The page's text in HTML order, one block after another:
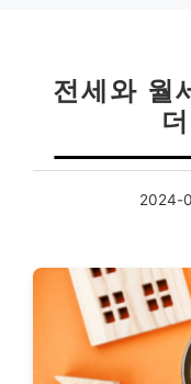
전세와 월
2024-